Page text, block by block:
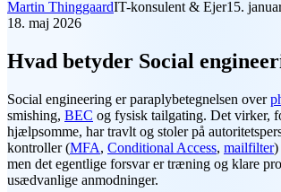
Martin ThinggaardIT-konsulent & Ejer15.
18. maj 2026
Hvad betyder Social
Social engineering er paraplybetegnelsen over
smishing, BEC og fysisk tailgating. Det virker,
hjælpsomme, har travlt og stoler på
kontroller (MFA, Conditional Access, mailfilter)
men det egentlige forsvar er træning og klare
usædvanlige anmodninger.